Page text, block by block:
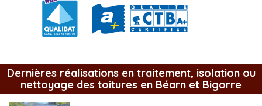
Dernières réalisations en traitement, isolation ou
nettoyage des toitures en Béarn et Bigorre